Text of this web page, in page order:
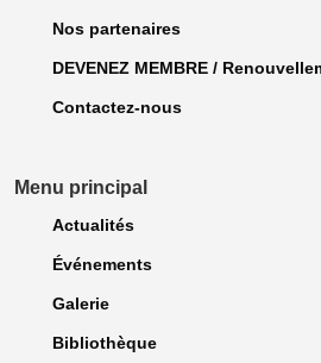
Nos partenaires
DEVENEZ MEMBRE /
Contactez-nous
Menu principal
Actualités
Événements
Galerie
Bibliothèque